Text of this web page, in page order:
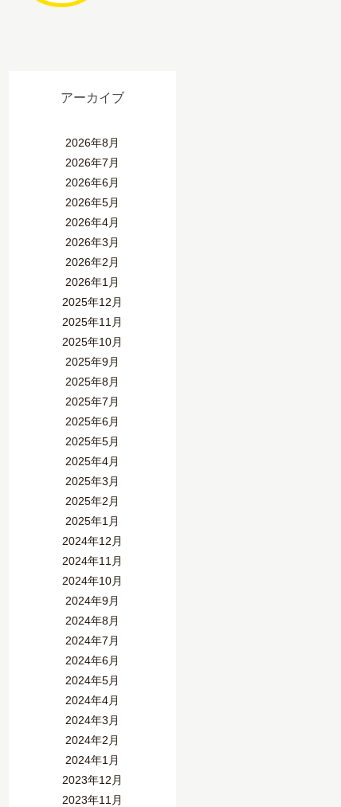
アーカイブ
2026年8月
2026年7月
2026年6月
2026年5月
2026年4月
2026年3月
2026年2月
2026年1月
2025年12月
2025年11月
2025年10月
2025年9月
2025年8月
2025年7月
2025年6月
2025年5月
2025年4月
2025年3月
2025年2月
2025年1月
2024年12月
2024年11月
2024年10月
2024年9月
2024年8月
2024年7月
2024年6月
2024年5月
2024年4月
2024年3月
2024年2月
2024年1月
2023年12月
2023年11月